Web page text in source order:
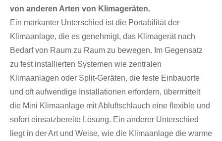
von anderen Arten von Klimageräten.
Ein markanter Unterschied ist die Portabilität der
Klimaanlage, die es genehmigt, das Klimagerät nach
Bedarf von Raum zu Raum zu bewegen. Im Gegensatz
zu fest installierten Systemen wie zentralen
Klimaanlagen oder Split-Geräten, die feste Einbauorte
und oft aufwendige Installationen erfordern, übermittelt
die Mini Klimaanlage mit Abluftschlauch eine flexible und
sofort einsatzbereite Lösung. Ein anderer Unterschied
liegt in der Art und Weise, wie die Klimaanlage die warme